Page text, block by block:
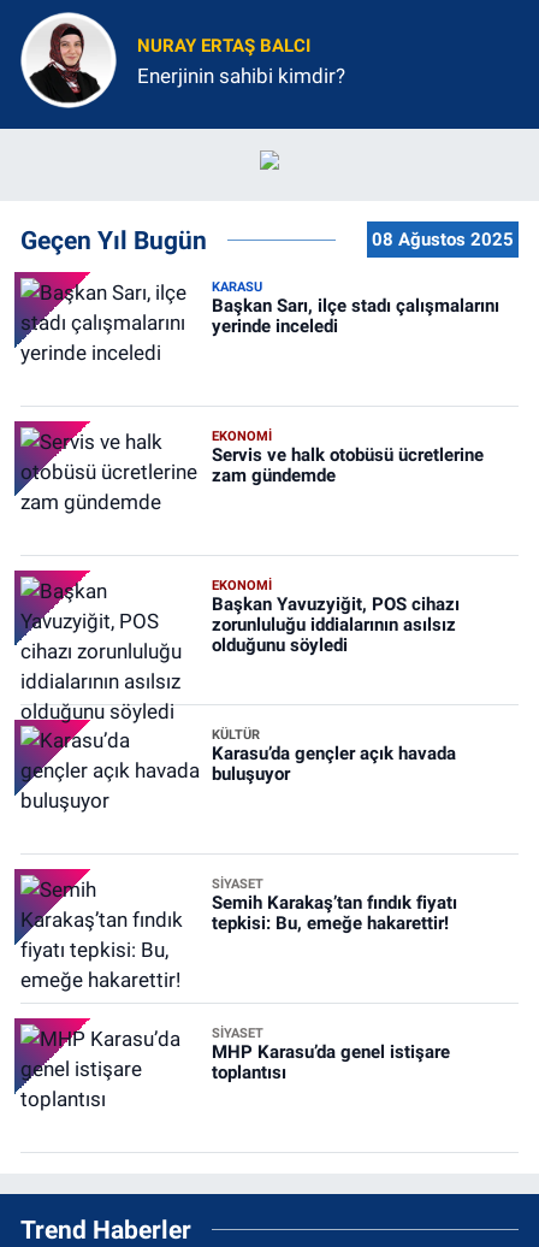
NURAY ERTAŞ BALCI
Enerjinin sahibi kimdir?
Geçen Yıl Bugün 08 Ağustos 2025
KARASU
Başkan Sarı, ilçe stadı çalışmalarını
yerinde inceledi
EKONOMİ
Servis ve halk otobüsü ücretlerine
zam gündemde
EKONOMİ
Başkan Yavuzyiğit, POS cihazı
zorunluluğu iddialarının asılsız
olduğunu söyledi
KÜLTÜR
Karasu’da gençler açık havada
buluşuyor
SİYASET
Semih Karakaş’tan fındık fiyatı
tepkisi: Bu, emeğe hakarettir!
SİYASET
MHP Karasu’da genel istişare
toplantısı
Trend Haberler